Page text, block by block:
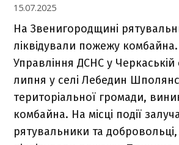
15.07.2025
На Звенигородщині
ліквідували пожежу
Управління ДСНС у Черкаській
липня у селі Лебедин
територіальної громади,
комбайна. На місці події
рятувальники та добровольці,